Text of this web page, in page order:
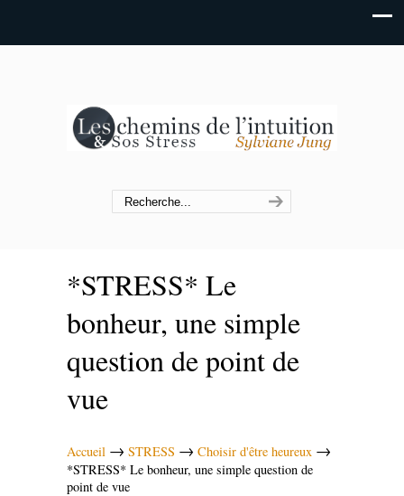
*STRESS* Le
bonheur, une simple
question de point de
vue
Accueil → STRESS → Choisir d'être heureux →
*STRESS* Le bonheur, une simple question de
point de vue